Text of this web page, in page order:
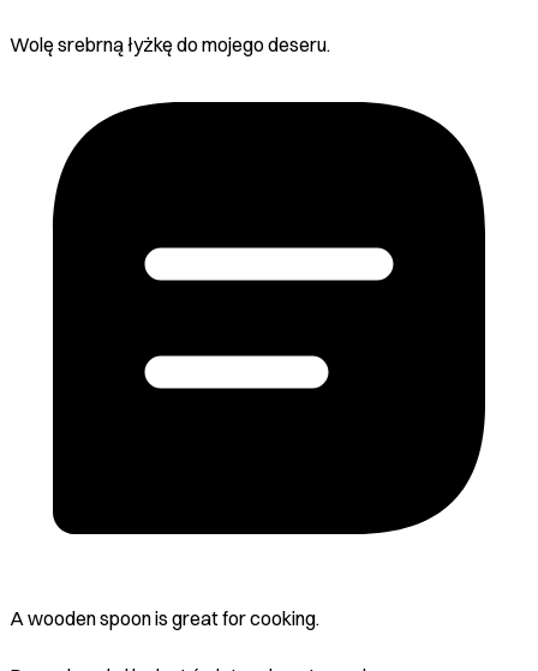
Wolę srebrną łyżkę do mojego deseru.
A wooden spoon is great for cooking.